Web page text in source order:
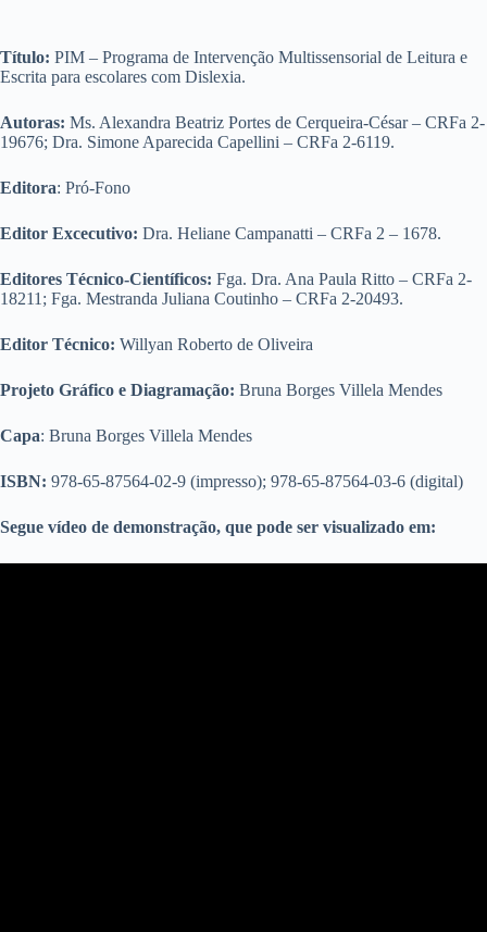
Título: PIM – Programa de Intervenção Multissensorial de Leitura e
Escrita para escolares com Dislexia.
Autoras: Ms. Alexandra Beatriz Portes de Cerqueira-César – CRFa 2-
19676; Dra. Simone Aparecida Capellini – CRFa 2-6119.
Editora: Pró-Fono
Editor Excecutivo: Dra. Heliane Campanatti – CRFa 2 – 1678.
Editores Técnico-Científicos: Fga. Dra. Ana Paula Ritto – CRFa 2-
18211; Fga. Mestranda Juliana Coutinho – CRFa 2-20493.
Editor Técnico: Willyan Roberto de Oliveira
Projeto Gráfico e Diagramação: Bruna Borges Villela Mendes
Capa: Bruna Borges Villela Mendes
ISBN: 978-65-87564-02-9 (impresso); 978-65-87564-03-6 (digital)
Segue vídeo de demonstração, que pode ser visualizado em: